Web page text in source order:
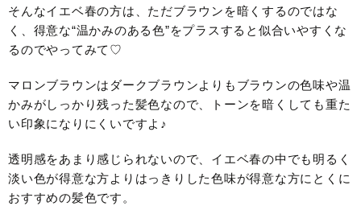
そんなイエベ春の方は、ただブラウンを暗くするのではな
く、得意な“温かみのある色”をプラスすると似合いやすくな
るのでやってみて♡
マロンブラウンはダークブラウンよりもブラウンの色味や温
かみがしっかり残った髪色なので、トーンを暗くしても重た
い印象になりにくいですよ♪
透明感をあまり感じられないので、イエベ春の中でも明るく
淡い色が得意な方よりはっきりした色味が得意な方にとくに
おすすめの髪色です。